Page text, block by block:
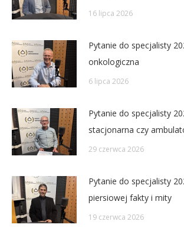
16 lipca 2026
Pytanie do specjalisty
onkologiczna
6 lipca 2026
Pytanie do specjalisty
stacjonarna czy
29 czerwca 2026
Pytanie do specjalisty
piersiowej fakty i mity
19 czerwca 2026